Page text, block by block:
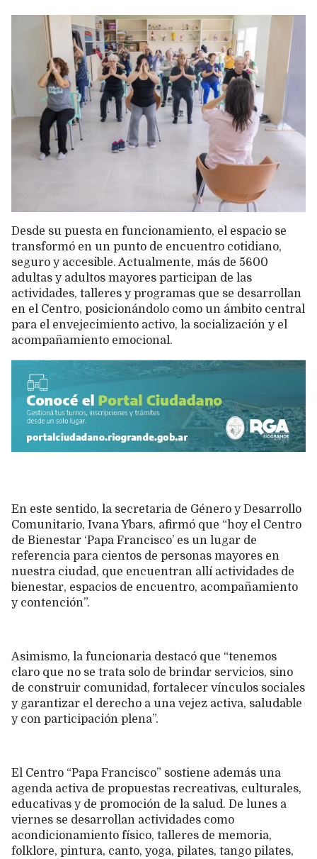
Desde su puesta en funcionamiento, el espacio se
transformó en un punto de encuentro cotidiano,
seguro y accesible. Actualmente, más de 5600
adultas y adultos mayores participan de las
actividades, talleres y programas que se desarrollan
en el Centro, posicionándolo como un ámbito central
para el envejecimiento activo, la socialización y el
acompañamiento emocional.
En este sentido, la secretaria de Género y Desarrollo
Comunitario, Ivana Ybars, afirmó que “hoy el Centro
de Bienestar ‘Papa Francisco’ es un lugar de
referencia para cientos de personas mayores en
nuestra ciudad, que encuentran allí actividades de
bienestar, espacios de encuentro, acompañamiento
y contención”.
Asimismo, la funcionaria destacó que “tenemos
claro que no se trata solo de brindar servicios, sino
de construir comunidad, fortalecer vínculos sociales
y garantizar el derecho a una vejez activa, saludable
y con participación plena”.
El Centro “Papa Francisco” sostiene además una
agenda activa de propuestas recreativas, culturales,
educativas y de promoción de la salud. De lunes a
viernes se desarrollan actividades como
acondicionamiento físico, talleres de memoria,
folklore, pintura, canto, yoga, pilates, tango pilates,